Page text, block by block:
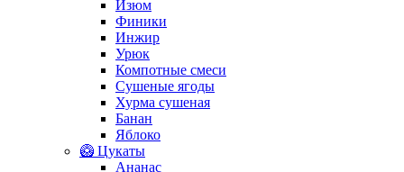
Изюм
Финики
Инжир
Урюк
Компотные смеси
Сушеные ягоды
Хурма сушеная
Банан
Яблоко
🥝 Цукаты
Ананас